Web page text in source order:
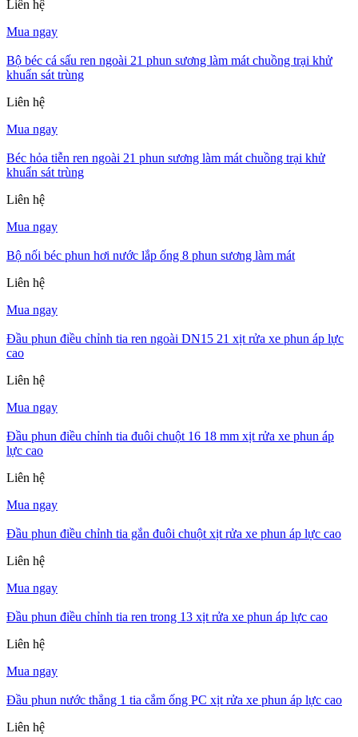
Liên hệ
Mua ngay
Bộ béc cá sấu ren ngoài 21 phun sương làm mát chuồng trại khử
khuẩn sát trùng
Liên hệ
Mua ngay
Béc hỏa tiễn ren ngoài 21 phun sương làm mát chuồng trại khử
khuẩn sát trùng
Liên hệ
Mua ngay
Bộ nối béc phun hơi nước lắp ống 8 phun sương làm mát
Liên hệ
Mua ngay
Đầu phun điều chỉnh tia ren ngoài DN15 21 xịt rửa xe phun áp lực
cao
Liên hệ
Mua ngay
Đầu phun điều chỉnh tia đuôi chuột 16 18 mm xịt rửa xe phun áp
lực cao
Liên hệ
Mua ngay
Đầu phun điều chỉnh tia gắn đuôi chuột xịt rửa xe phun áp lực cao
Liên hệ
Mua ngay
Đầu phun điều chỉnh tia ren trong 13 xịt rửa xe phun áp lực cao
Liên hệ
Mua ngay
Đầu phun nước thẳng 1 tia cắm ống PC xịt rửa xe phun áp lực cao
Liên hệ